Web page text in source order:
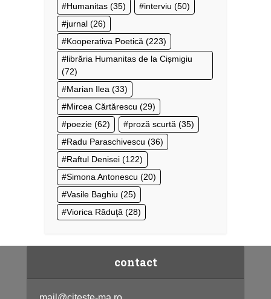
Humanitas (35) interviu (50)
jurnal (26)
Kooperativa Poetică (223)
librăria Humanitas de la Cișmigiu
(72)
Marian Ilea (33)
Mircea Cărtărescu (29)
poezie (62) proză scurtă (35)
Radu Paraschivescu (36)
Raftul Denisei (122)
Simona Antonescu (20)
Vasile Baghiu (25)
Viorica Răduţă (28)
contact